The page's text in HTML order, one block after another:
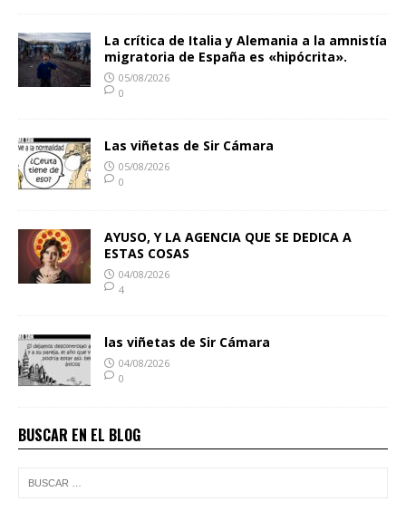
La crítica de Italia y Alemania a la amnistía
migratoria de España es «hipócrita».
05/08/2026
0
Las viñetas de Sir Cámara
05/08/2026
0
AYUSO, Y LA AGENCIA QUE SE DEDICA A
ESTAS COSAS
04/08/2026
4
las viñetas de Sir Cámara
04/08/2026
0
BUSCAR EN EL BLOG